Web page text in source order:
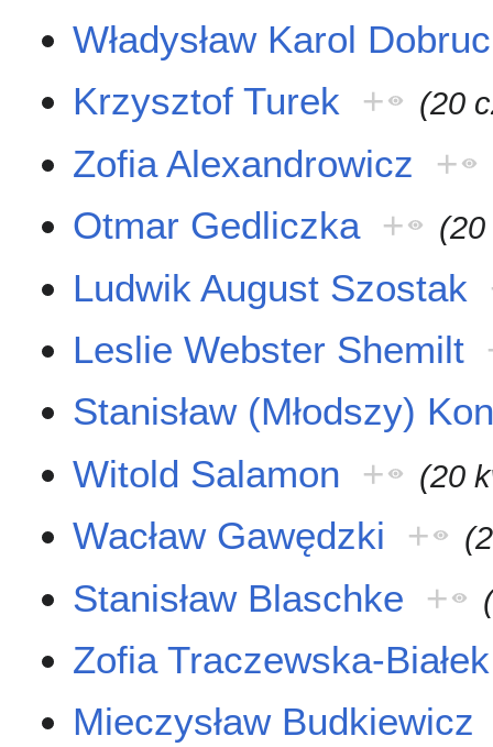
Władysław Karol
Krzysztof Turek + (20
Zofia Alexandrowicz
+
Otmar Gedliczka +
Ludwik August Szostak
Leslie Webster Shemilt
Stanisław (Młodszy)
Witold Salamon + (20
Wacław Gawędzki +
Stanisław Blaschke +
Zofia Traczewska-Białek
Mieczysław Budkiewicz